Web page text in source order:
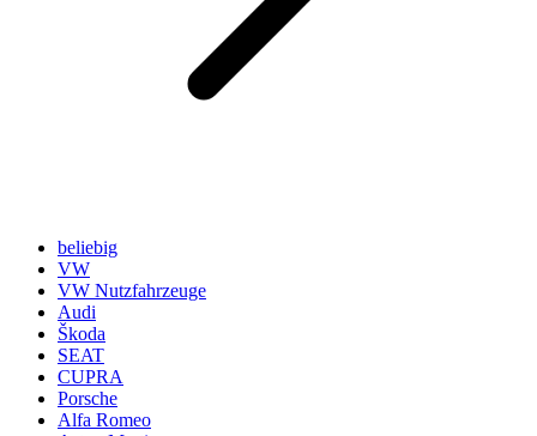
beliebig
VW
VW Nutzfahrzeuge
Audi
Škoda
SEAT
CUPRA
Porsche
Alfa Romeo